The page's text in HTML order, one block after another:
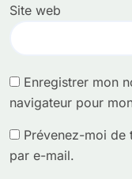
Site web
Enregistrer mon
navigateur pour
Prévenez-moi de
par e-mail.